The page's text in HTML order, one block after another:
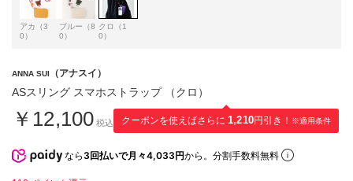
アカ（3
0）
ブルー（8
0）
クロ（1
0）
ANNA SUI （アナスイ）
ASスリング スマホストラップ （クロ）
￥12,100 税込 クーポンを使えばさらに 1,210円引き！ ※適用条件
なら 3回払いで月々4,033円から。分割手数料無料